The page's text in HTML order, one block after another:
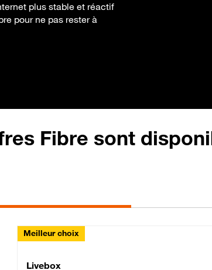
plus stable et réactif
pour ne pas rester à
Fibre sont
Fibre
Meilleur choix
Livebox Classic
Livebox